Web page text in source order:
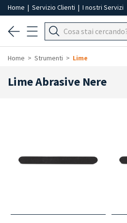
Home | Servizio Clienti | I nostri Servizi
Home Strumenti Lime
Lime Abrasive Nere